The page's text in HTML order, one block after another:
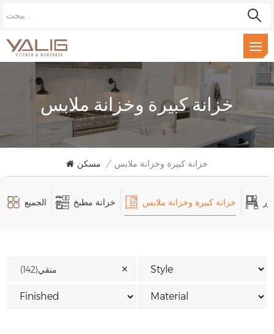
خزانة كبيرة وخزانة ملابس
مسكن / خزانة كبيرة وخزانة ملابس
الجميع خزانة مطبخ خزانة كبيرة وخزانة ملابس
منقي(142) ✕